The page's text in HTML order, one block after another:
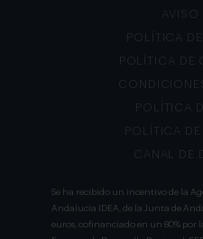
AVISO
POLÍTICA
POLÍTICA DE
POLÍTICA
POLÍTICA
CANAL DE
Se ha recibido un incentivo de la
Andalucía IDEA, de la Junta de
euros, cofinanciado en un 80% por